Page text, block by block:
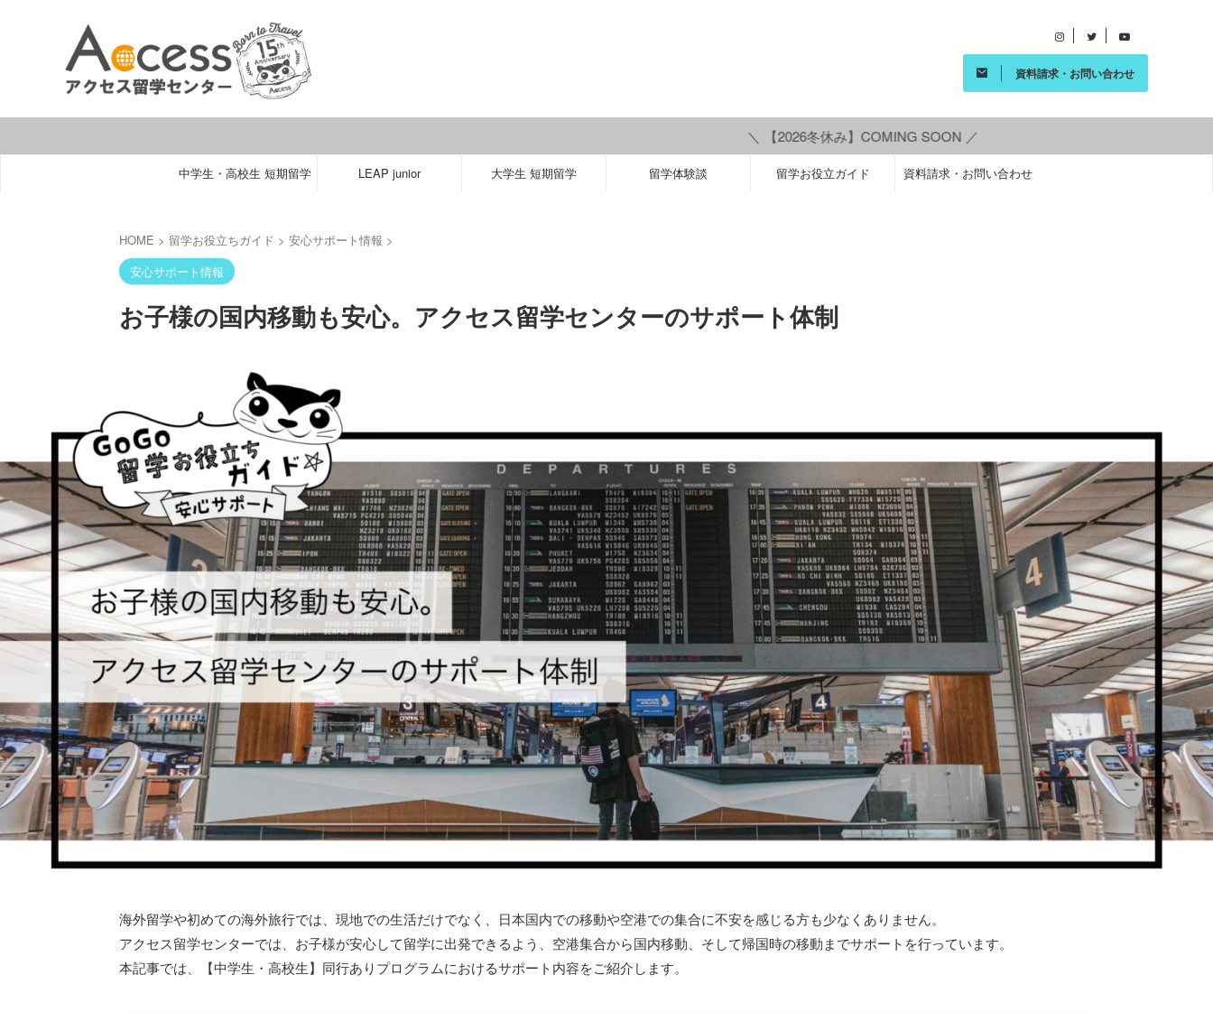
資料請求・お問い合わせ
＼ 【2026冬休み】COMING SOON ／
中学生・高校生 短期留学 LEAP junior 大学生 短期留学 留学体験談 留学お役立ガイド 資料請求・お問い合わせ
HOME > 留学お役立ちガイド > 安心サポート情報 >
安心サポート情報
お子様の国内移動も安心。アクセス留学センターのサポート体制
海外留学や初めての海外旅行では、現地での生活だけでなく、日本国内での移動や空港での集合に不安を感じる方も少なくありません。
アクセス留学センターでは、お子様が安心して留学に出発できるよう、空港集合から国内移動、そして帰国時の移動までサポートを行っています。
本記事では、【中学生・高校生】同行ありプログラムにおけるサポート内容をご紹介します。